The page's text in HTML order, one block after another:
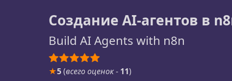
Создание AI-агентов в
Build AI Agents with n8n
★5(всего оценок- 11)